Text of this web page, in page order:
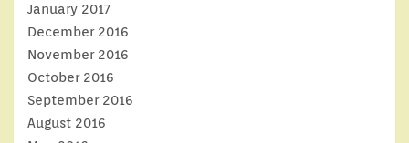
January 2017
December 2016
November 2016
October 2016
September 2016
August 2016